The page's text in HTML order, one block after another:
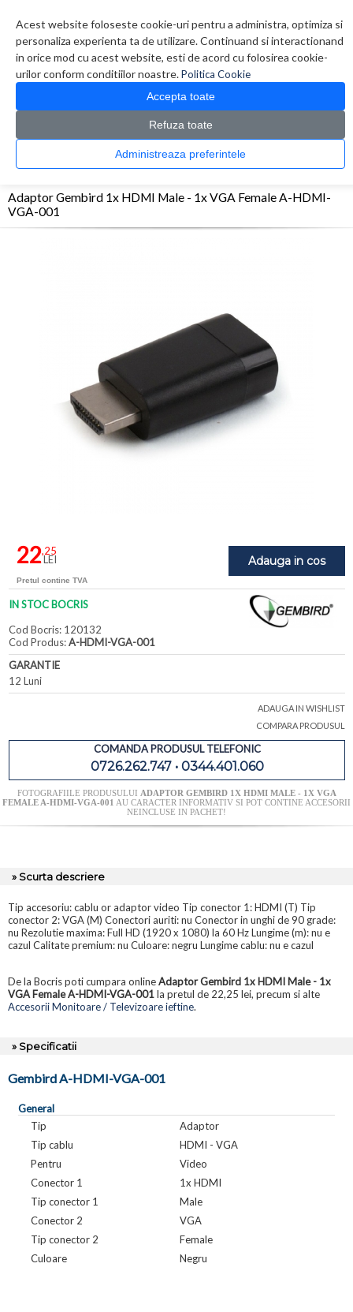
Acest website foloseste cookie-uri pentru a administra, optimiza si
personaliza experienta ta de utilizare. Continuand si interactionand
in orice mod cu acest website, esti de acord cu folosirea cookie-
urilor conform conditiilor noastre.Politica Cookie
Accepta toate
Refuza toate
Administreaza preferintele
0 produs(e)
CATALOG PRODUSE
Monitoare & Televizoare > Accesorii Monitoare / Televizoare
Adaptor Gembird 1x HDMI Male - 1x VGA Female A-HDMI-
VGA-001
Adauga in cos
22,25
LEI
Pretul contine TVA
IN STOC BOCRIS
Cod Bocris: 120132
Cod Produs:A-HDMI-VGA-001
GARANTIE
12 Luni
ADAUGA IN WISHLIST
COMPARA PRODUSUL
COMANDA PRODUSUL TELEFONIC
0726.262.747 • 0344.401.060
FOTOGRAFIILE PRODUSULUI ADAPTOR GEMBIRD 1X HDMI MALE - 1X VGA
FEMALE A-HDMI-VGA-001 AU CARACTER INFORMATIV SI POT CONTINE ACCESORII
NEINCLUSE IN PACHET!
» Scurta descriere
Tip accesoriu: cablu or adaptor video Tip conector 1: HDMI (T) Tip
conector 2: VGA (M) Conectori auriti: nu Conector in unghi de 90 grade:
nu Rezolutie maxima: Full HD (1920 x 1080) la 60 Hz Lungime (m): nu e
cazul Calitate premium: nu Culoare: negru Lungime cablu: nu e cazul
De la Bocris poti cumpara onlineAdaptor Gembird 1x HDMI Male - 1x
VGA Female A-HDMI-VGA-001la pretul de 22,25 lei, precum si alte
Accesorii Monitoare / Televizoare ieftine.
» Specificatii
Gembird A-HDMI-VGA-001
General
Tip
Adaptor
Tip cablu
HDMI - VGA
Pentru
Video
Conector 1
1x HDMI
Tip conector 1
Male
Conector 2
VGA
Tip conector 2
Female
Culoare
Negru